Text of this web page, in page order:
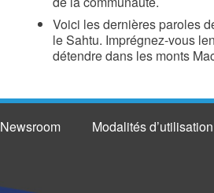
Voici les dernières paroles
le Sahtu. Imprégnez-vous
détendre dans les monts
Newsroom Modalités d’utilisation